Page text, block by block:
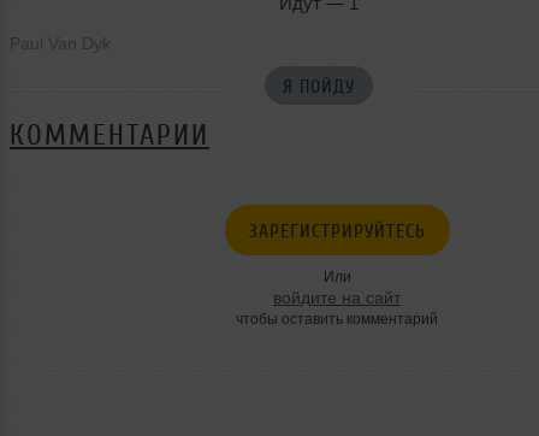
Paul Van Dyk
Я ПОЙДУ
КОММЕНТАРИИ
ЗАРЕГИСТРИРУЙТЕСЬ
Или
войдите на сайт
чтобы оставить комментарий